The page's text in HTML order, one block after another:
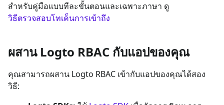
สำหรับคู่มือแบบทีละขั้นตอนและเฉพาะภาษา ดู
วิธีตรวจสอบโทเค็นการเข้าถึง
ผสาน Logto RBAC กับแอปของคุณ
คุณสามารถผสาน Logto RBAC เข้ากับแอปของคุณได้สอง
วิธี: